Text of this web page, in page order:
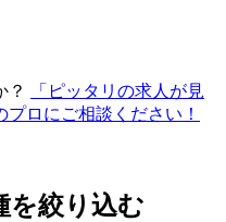
？
「ピッタリの求人が見
ロにご相談ください！
を絞り込む